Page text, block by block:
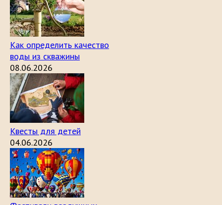
Как определить качество
воды из скважины
08.06.2026
Квесты для детей
04.06.2026